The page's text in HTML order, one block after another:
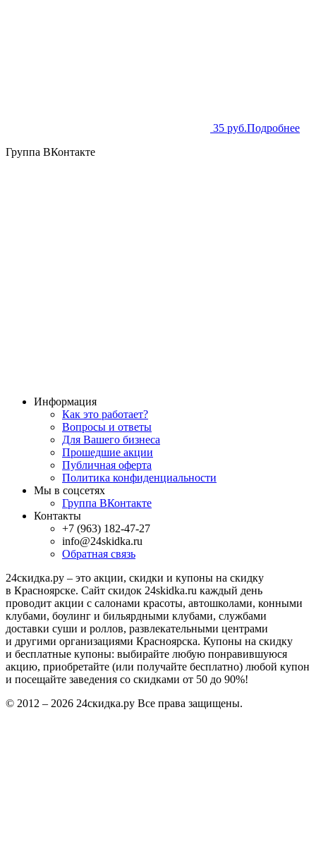
35 руб.Подробнее
Группа ВКонтакте
Информация
Как это работает?
Вопросы и ответы
Для Вашего бизнеса
Прошедшие акции
Публичная оферта
Политика конфиденциальности
Мы в соцсетях
Группа ВКонтакте
Контакты
+7 (963) 182-47-27
info@24skidka.ru
Обратная связь
24скидка.ру – это акции, скидки и купоны на скидку
в Красноярске. Сайт скидок 24skidka.ru каждый день
проводит акции с салонами красоты, автошколами, конными
клубами, боулинг и бильярдными клубами, службами
доставки суши и роллов, развлекательными центрами
и другими организациями Красноярска. Купоны на скидку
и бесплатные купоны: выбирайте любую понравившуюся
акцию, приобретайте (или получайте бесплатно) любой купон
и посещайте заведения со скидками от 50 до 90%!
© 2012 – 2026 24скидка.ру Все права защищены.